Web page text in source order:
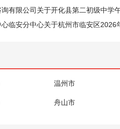
温州市
舟山市